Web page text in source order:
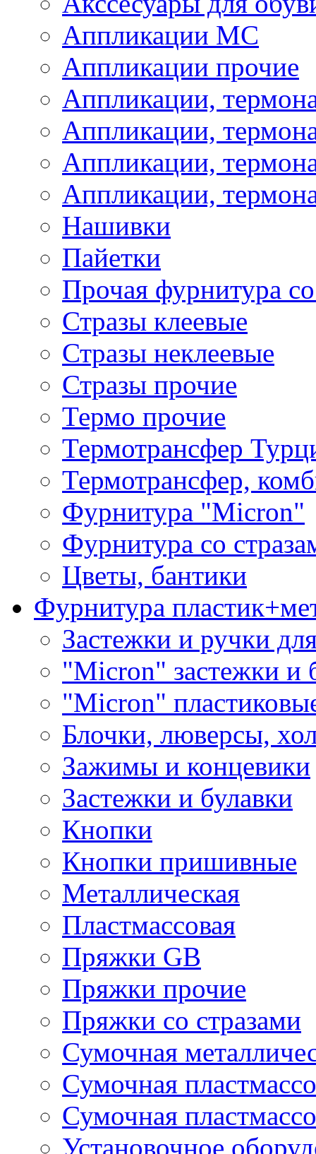
Аппликации МС
Аппликации прочие
Аппликации,
Аппликации,
Аппликации,
Аппликации,
Нашивки
Пайетки
Прочая фурнитура
Стразы клеевые
Стразы неклеевые
Стразы прочие
Термо прочие
Термотрансфер
Термотрансфер,
Фурнитура "Micron"
Фурнитура со
Цветы, бантики
Фурнитура
Застежки и ручки
"Micron" застежки и
"Micron"
Блочки, люверсы,
Зажимы и концевики
Застежки и булавки
Кнопки
Кнопки пришивные
Металлическая
Пластмассовая
Пряжки GB
Пряжки прочие
Пряжки со стразами
Сумочная
Сумочная
Сумочная
Установочное